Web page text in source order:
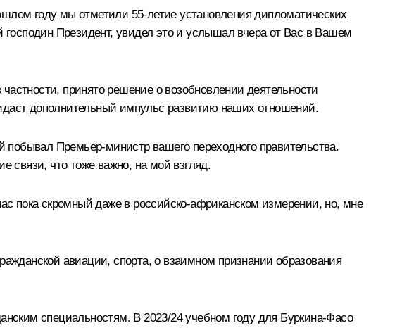
году мы отметили 55-летие установления дипломатических
Президент, увидел это и услышал вчера от Вас в Вашем
принято решение о возобновлении деятельности
дополнительный импульс развитию наших отношений.
побывал Премьер-министр вашего переходного правительства.
связи, что тоже важно, на мой взгляд.
пока скромный даже в российско-африканском измерении, но, мне
авиации, спорта, о взаимном признании образования
специальностям. В 2023/24 учебном году для Буркина-Фасо